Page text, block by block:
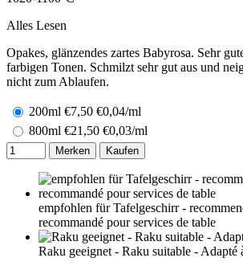
Alles Lesen
Opakes, glänzendes zartes Babyrosa. Sehr
farbigen Tonen. Schmilzt sehr gut aus und
nicht zum Ablaufen.
200ml €7,50 €0,04/ml
800ml €21,50 €0,03/ml
Merken Kaufen
empfohlen für Tafelgeschirr -
recommandé pour services de table
Raku geeignet - Raku suitable - Adapté